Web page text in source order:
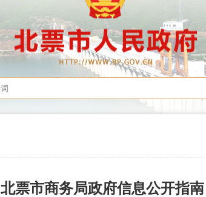
北票市商务局政府信息公开指南